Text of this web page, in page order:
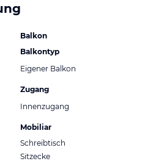
Balkon
Balkontyp
Eigener Balkon
Zugang
Innenzugang
Mobiliar
Schreibtisch
Sitzecke